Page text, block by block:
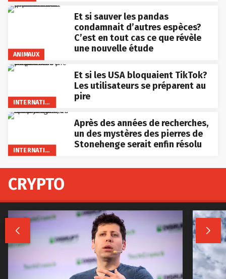
ANIMAUX
Et si sauver les pandas
condamnait d’autres espèces?
C’est en tout cas ce que révèle
une nouvelle étude
INTERNATIONAL
Et si les USA bloquaient TikTok?
Les utilisateurs se préparent au
pire
INTERNATIONAL
Après des années de recherches,
un des mystères des pierres de
Stonehenge serait enfin résolu
CRYPTO
 